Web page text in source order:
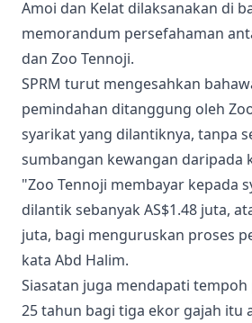
Amoi dan Kelat dilaksanakan di
memorandum persefahaman
dan Zoo Tennoji.
SPRM turut mengesahkan
pemindahan ditanggung oleh
syarikat yang dilantiknya, tanpa
sumbangan kewangan daripada
"Zoo Tennoji membayar kepada
dilantik sebanyak AS$1.48 juta,
juta, bagi menguruskan proses
kata Abd Halim.
Siasatan juga mendapati
25 tahun bagi tiga ekor gajah itu